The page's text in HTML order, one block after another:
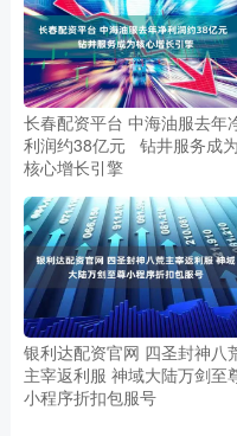
长春配资平台 中海油服去年
利润约38亿元 钻井服务成为
核心增长引擎
银利达配资官网 四圣封神八
主宰返利服 神域大陆万剑至
小程序折扣包服号